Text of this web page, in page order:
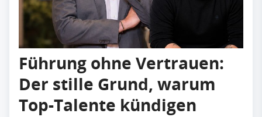
Führung ohne Vertrauen:
Der stille Grund, warum
Top-Talente kündigen